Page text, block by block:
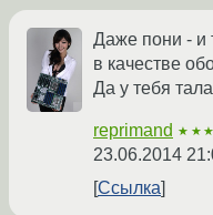
Даже пони - и
в качестве
Да у тебя
reprimand
23.06.2014
Ссылка